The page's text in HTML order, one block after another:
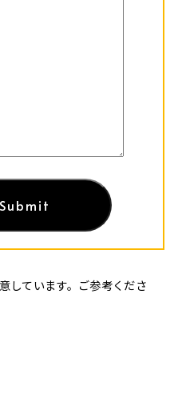
しています。ご参考くださ